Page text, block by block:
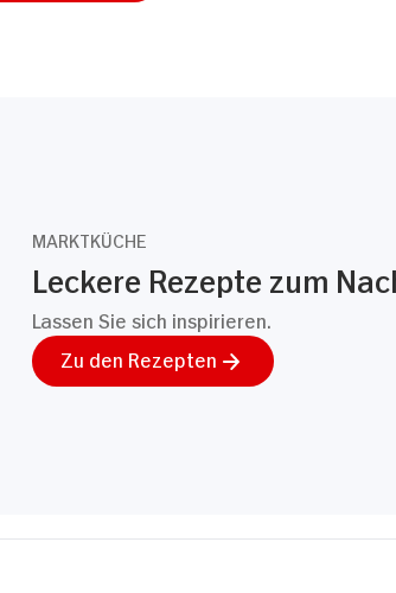
MARKTKÜCHE
Leckere Rezepte zum
Lassen Sie sich inspirieren.
Zu den Rezepten